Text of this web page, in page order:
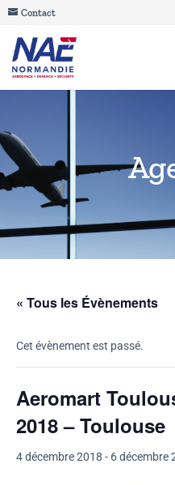
Contact
« Tous les Évènements
Cet évènement est passé.
Aeromart
2018 – Toulouse
4 décembre 2018 - 6 décembre